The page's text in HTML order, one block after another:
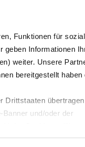
Funktionen für
geben Informationen
weiter. Unsere
bereitgestellt haben
Drittstaaten
und/oder der
werden Bilder und